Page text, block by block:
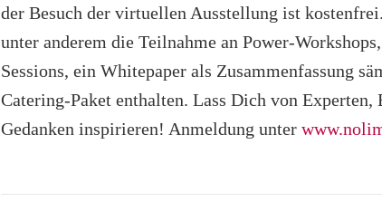
der Besuch der virtuellen Ausstellung ist
unter anderem die Teilnahme an Power-
Sessions, ein Whitepaper als Zusammenfassung
Catering-Paket enthalten. Lass Dich von
Gedanken inspirieren! Anmeldung unter